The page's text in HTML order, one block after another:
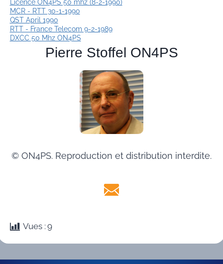
Licence ON4PS 50 mhz (8-2-1990)
MCR - RTT 30-1-1990
QST April 1990
RTT - France Telecom 9-2-1989
DXCC 50 Mhz ON4PS
Pierre Stoffel ON4PS
© ON4PS. Reproduction et distribution interdite.
Vues : 9